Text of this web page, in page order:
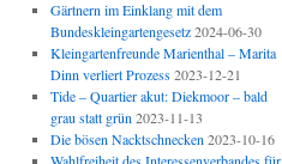
Gärtnern im Einklang mit dem
Bundeskleingartengesetz 2024-06-30
Kleingartenfreunde Marienthal – Marita
Dinn verliert Prozess 2023-12-21
Tide – Quartier akut: Diekmoor – bald
grau statt grün 2023-11-13
Die bösen Nacktschnecken 2023-10-16